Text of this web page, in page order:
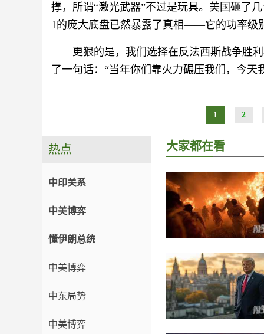
撑，所谓“激光武器”不过是玩具。美国砸了
1的庞大底盘已然暴露了真相——它的功率级
更狠的是，我们选择在反法西斯战争胜
了一句话：“当年你们靠火力碾压我们，今天
1 2
热点
中印关系
中美博弈
懂伊朗总统
中美博弈
中东局势
中美博弈
大家都在看